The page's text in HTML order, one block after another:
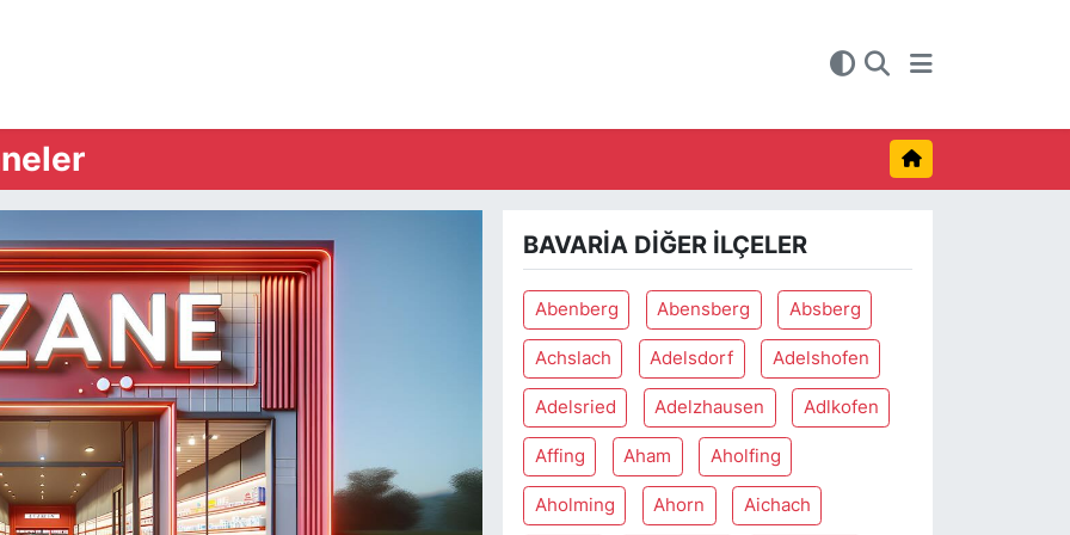
BAVARIA DIĞER İLÇELER
Abenberg Abensberg Absberg
Achslach Adelsdorf Adelshofen
Adelsried Adelzhausen Adlkofen
Affing Aham Aholfing
Aholming Ahorn Aichach